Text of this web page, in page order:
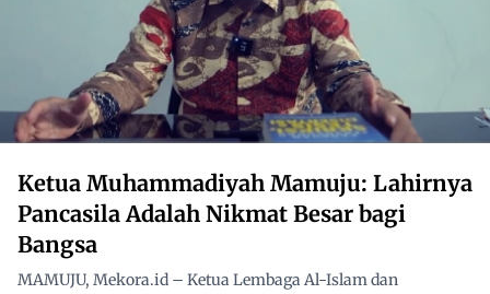
Ketua Muhammadiyah Mamuju: Lahirnya
Pancasila Adalah Nikmat Besar bagi
Bangsa
MAMUJU, Mekora.id – Ketua Lembaga Al-Islam dan